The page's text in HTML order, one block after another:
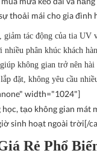
thoải mái cho gia đình
giảm tác động của tia UV
phân khúc khách
không gian trở nên hài
đặt, không yêu cầu
width="1024"]
sinh hoạt ngoài trời[/
Rẻ Phổ